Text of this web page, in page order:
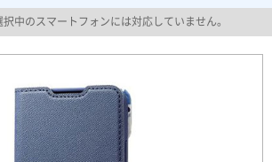
中のスマートフォンには対応していません。